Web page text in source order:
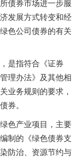
债券市场进一步服
发展方式转变和经
色公司债券的有关
是指符合《证券
理办法》及其他相
业务规则的要求，
券。
色产业项目，主要
制的《绿色债券支
防治、资源节约与